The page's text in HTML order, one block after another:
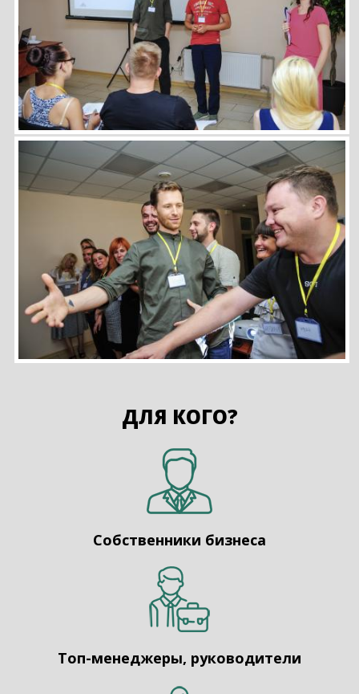
ДЛЯ КОГО?
Собственники бизнеса
Топ-менеджеры, руководители